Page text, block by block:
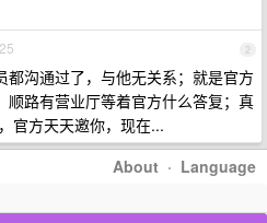
2
都沟通过了，与他无关系；就是官方
顺路有营业厅等着官方什么答复；真
官方天天邀你，现在...
About · Language